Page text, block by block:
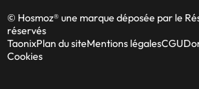
© Hosmoz® une marque déposée par le
réservés
TaonixPlan du siteMentions légalesCGU
Cookies